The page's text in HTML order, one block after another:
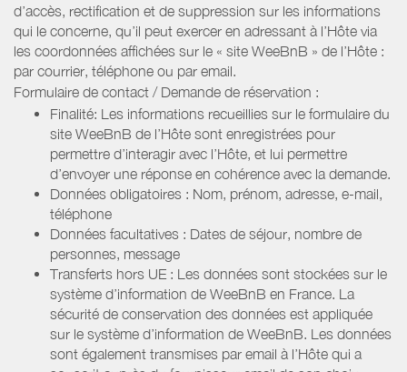
d’accès, rectification et de suppression sur les informations
qui le concerne, qu’il peut exercer en adressant à l’Hôte via
les coordonnées affichées sur le « site WeeBnB » de l’Hôte :
par courrier, téléphone ou par email.
Formulaire de contact / Demande de réservation :
Finalité: Les informations recueillies sur le formulaire du
site WeeBnB de l’Hôte sont enregistrées pour
permettre d’interagir avec l’Hôte, et lui permettre
d’envoyer une réponse en cohérence avec la demande.
Données obligatoires : Nom, prénom, adresse, e-mail,
téléphone
Données facultatives : Dates de séjour, nombre de
personnes, message
Transferts hors UE : Les données sont stockées sur le
système d’information de WeeBnB en France. La
sécurité de conservation des données est appliquée
sur le système d’information de WeeBnB. Les données
sont également transmises par email à l’Hôte qui a